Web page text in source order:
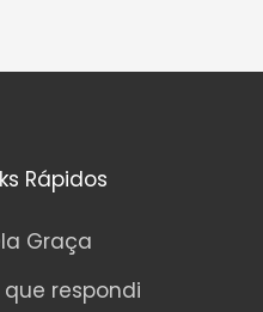
Rápidos
Graça
que respondi